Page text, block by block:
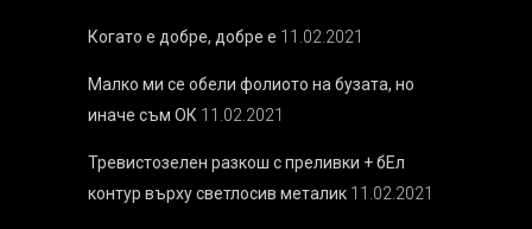
Когато е добре, добре е 11.02.2021
Малко ми се обели фолиото на бузата, но
иначе съм ОК 11.02.2021
Тревистозелен разкош с преливки + бEл
контур върху светлосив металик 11.02.2021